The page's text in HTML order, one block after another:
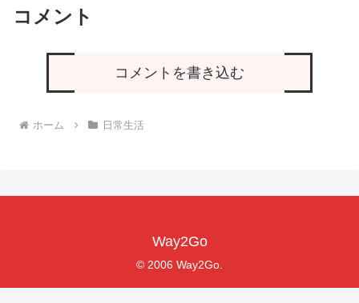
コメント
コメントを書き込む
ホーム 日常生活
Way2Go
© 2006 Way2Go.